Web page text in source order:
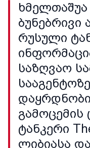
ბუნებრივი
რუსული
საზღვაო
სააგენტოზე
ტანკერი
ლიბიასა